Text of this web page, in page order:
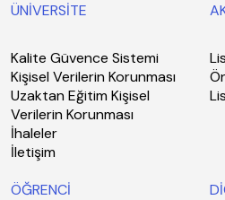
ÜNİVERSİTE
Kalite Güvence Sistemi
Kişisel Verilerin Korunması
Uzaktan Eğitim Kişisel
Verilerin Korunması
İhaleler
İletişim
ÖĞRENCİ